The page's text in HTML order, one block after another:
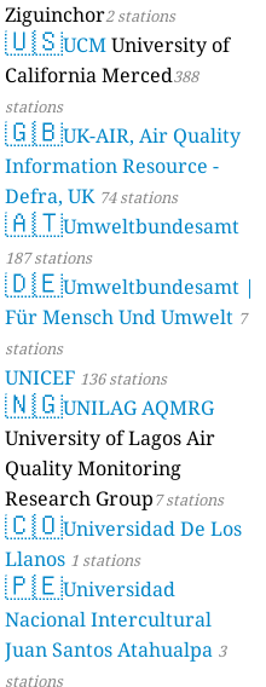
Ziguinchor2 stations
🇺🇸UCMUniversity of
California Merced388
stations
🇬🇧UK-AIR, Air Quality
Information Resource -
Defra, UK 74 stations
🇦🇹Umweltbundesamt
187 stations
🇩🇪Umweltbundesamt |
Für Mensch Und Umwelt 7
stations
UNICEF 136 stations
🇳🇬UNILAG AQMRG
University of Lagos Air
Quality Monitoring
Research Group7 stations
🇨🇴Universidad De Los
Llanos 1 stations
🇵🇪Universidad
Nacional Intercultural
Juan Santos Atahualpa 3
stations